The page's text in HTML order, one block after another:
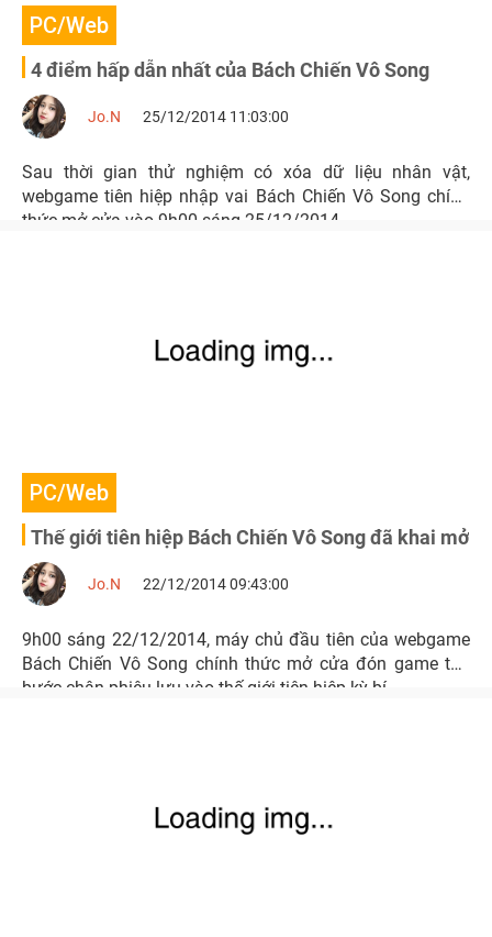
PC/Web
4 điểm hấp dẫn nhất của Bách Chiến Vô Song
Jo.N 25/12/2014 11:03:00
Sau thời gian thử nghiệm có xóa dữ liệu nhân vật,
webgame tiên hiệp nhập vai Bách Chiến Vô Song chính
thức mở cửa vào 9h00 sáng 25/12/2014.
PC/Web
Thế giới tiên hiệp Bách Chiến Vô Song đã khai mở
Jo.N 22/12/2014 09:43:00
9h00 sáng 22/12/2014, máy chủ đầu tiên của webgame
Bách Chiến Vô Song chính thức mở cửa đón game thủ
bước chân phiêu lưu vào thế giới tiên hiệp kỳ bí.